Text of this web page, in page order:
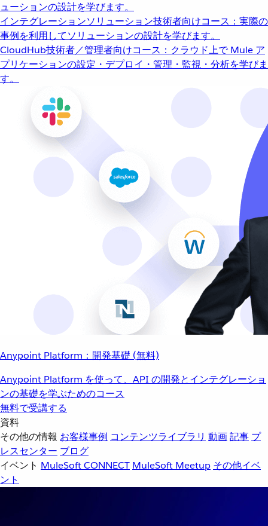
ューションの設計を学びます。
インテグレーションソリューション技術者向けコース：実際の
事例を利用してソリューションの設計を学びます。
CloudHub技術者／管理者向けコース：クラウド上で Mule ア
プリケーションの設定・デプロイ・管理・監視・分析を学びま
す。
Anypoint Platform：開発基礎 (無料)
Anypoint Platform を使って、API の開発とインテグレーショ
ンの基礎を学ぶためのコース
無料で受講する
資料
その他の情報 お客様事例 コンテンツライブラリ 動画記事 プ
レスセンター ブログ
イベント MuleSoft CONNECT MuleSoft Meetup その他イベ
ント